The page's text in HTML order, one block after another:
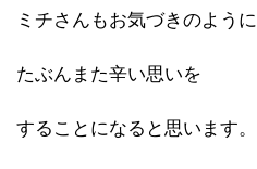
ミチさんもお気づきのように
たぶんまた辛い思いを
することになると思います。